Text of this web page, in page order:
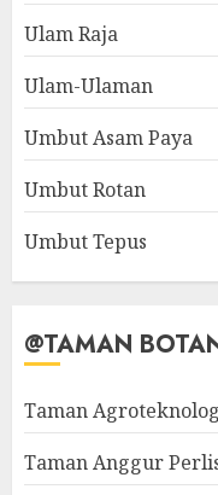
Ulam Raja
Ulam-Ulaman
Umbut Asam Paya
Umbut Rotan
Umbut Tepus
@TAMAN
Taman
Taman Anggur